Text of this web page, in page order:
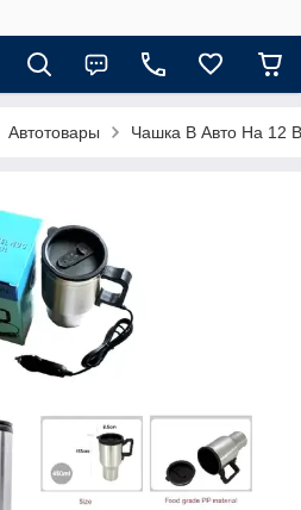
Автотовары Чашка В Авто На 12 В